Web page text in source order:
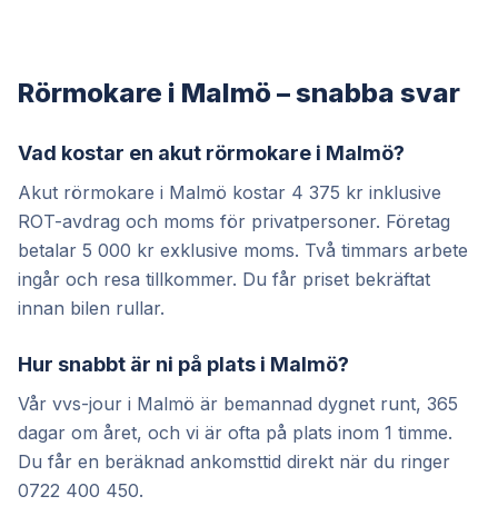
Rörmokare i Malmö – snabba svar
Vad kostar en akut rörmokare i Malmö?
Akut rörmokare i Malmö kostar 4 375 kr inklusive
ROT-avdrag och moms för privatpersoner. Företag
betalar 5 000 kr exklusive moms. Två timmars arbete
ingår och resa tillkommer. Du får priset bekräftat
innan bilen rullar.
Hur snabbt är ni på plats i Malmö?
Vår vvs-jour i Malmö är bemannad dygnet runt, 365
dagar om året, och vi är ofta på plats inom 1 timme.
Du får en beräknad ankomsttid direkt när du ringer
0722 400 450.